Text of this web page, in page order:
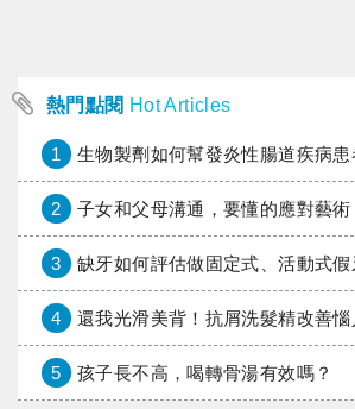
熱門點閱 Hot Articles
1 生物製劑如何幫發炎性腸道疾病患者抗潰瘍？治療進展
2 子女和父母溝通，要懂的應對藝術
3 缺牙如何評估做固定式、活動式假
4 還我光滑美背！抗屑洗髮精改善惱
5 孩子長不高，喝轉骨湯有效嗎？